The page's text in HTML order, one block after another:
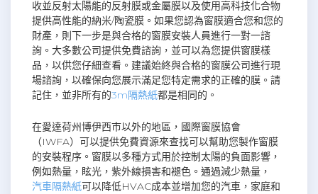
收並反射太陽能的反射膜或金屬膜以及使用高科技化合物
提供高性能的納米/陶瓷膜。如果您認為窗膜適合您和您的
財產，則下一步是與合格的窗膜安裝人員進行一對一諮
詢。大多數公司提供免費諮詢，並可以為您提供窗膜樣
品，以供您仔細查看。建議始終與合格的窗膜公司進行現
場諮詢，以確保向您展示滿足您特定需求的正確的膜。請
記住，並非所有的3m隔熱紙都是相同的。
在愛達荷州博伊西市以外的地區，國際窗膜協會
（IWFA）可以提供免費資源來查找可以幫助您製作窗膜
的安裝程序。窗膜以多種方式用於控制太陽的負面影響，
例如熱量，眩光，紫外線損害和褪色。通過減少熱量，
汽車隔熱紙可以降低HVAC成本並增加您的汽車，家庭和